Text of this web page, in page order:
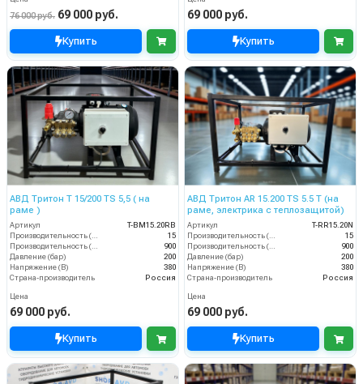
76 000 руб. 69 000 руб.
Купить
69 000 руб.
Купить
АВД Тритон Т 15/200 TS 5,5 ( на
раме )
Артикул
T-BM15.20RB
Производительность (л/мин)
15
Производительность (л/ч)
900
Давление (бар)
200
Напряжение (В)
380
Страна-производитель
Россия
Цена
69 000 руб.
Купить
АВД Тритон AR 15.200 TS 5.5 Т (на
раме, электрика с теплозащитой)
Артикул
T-RR15.20N
Производительность (л/мин)
15
Производительность (л/ч)
900
Давление (бар)
200
Напряжение (В)
380
Страна-производитель
Россия
Цена
69 000 руб.
Купить